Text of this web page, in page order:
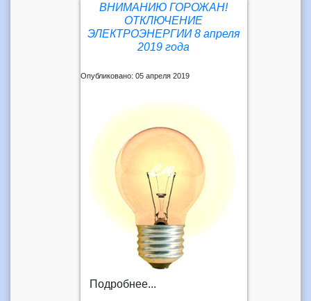
ВНИМАНИЮ ГОРОЖАН!
ОТКЛЮЧЕНИЕ
ЭЛЕКТРОЭНЕРГИИ 8 апреля
2019 года
Опубликовано: 05 апреля 2019
Подробнее...